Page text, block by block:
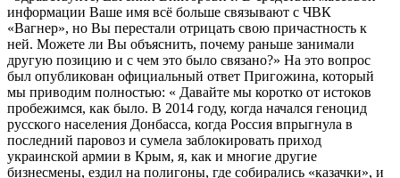
информации Ваше имя всё больше связывают с ЧВК
«Вагнер», но Вы перестали отрицать свою причастность к
ней. Можете ли Вы объяснить, почему раньше занимали
другую позицию и с чем это было связано?» На это вопрос
был опубликован официальный ответ Пригожина, который
мы приводим полностью: « Давайте мы коротко от истоков
пробежимся, как было. В 2014 году, когда начался геноцид
русского населения Донбасса, когда Россия впрыгнула в
последний паровоз и сумела заблокировать приход
украинской армии в Крым, я, как и многие другие
бизнесмены, ездил на полигоны, где собирались «казачки», и